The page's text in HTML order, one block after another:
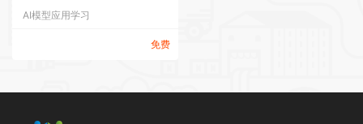
AI模型应用学习
免费